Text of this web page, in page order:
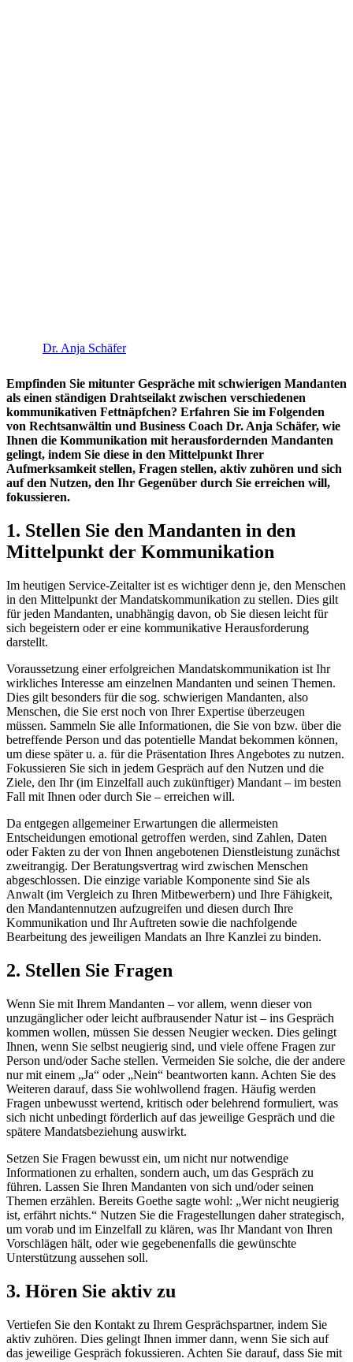
Dr. Anja Schäfer
Empfinden Sie mitunter Gespräche mit schwierigen Mandanten
als einen ständigen Drahtseilakt zwischen verschiedenen
kommunikativen Fettnäpfchen? Erfahren Sie im Folgenden
von Rechtsanwältin und Business Coach Dr. Anja Schäfer, wie
Ihnen die Kommunikation mit herausfordernden Mandanten
gelingt, indem Sie diese in den Mittelpunkt Ihrer
Aufmerksamkeit stellen, Fragen stellen, aktiv zuhören und sich
auf den Nutzen, den Ihr Gegenüber durch Sie erreichen will,
fokussieren.
1. Stellen Sie den Mandanten in den
Mittelpunkt der Kommunikation
Im heutigen Service-Zeitalter ist es wichtiger denn je, den Menschen
in den Mittelpunkt der Mandatskommunikation zu stellen. Dies gilt
für jeden Mandanten, unabhängig davon, ob Sie diesen leicht für
sich begeistern oder er eine kommunikative Herausforderung
darstellt.
Voraussetzung einer erfolgreichen Mandatskommunikation ist Ihr
wirkliches Interesse am einzelnen Mandanten und seinen Themen.
Dies gilt besonders für die sog. schwierigen Mandanten, also
Menschen, die Sie erst noch von Ihrer Expertise überzeugen
müssen. Sammeln Sie alle Informationen, die Sie von bzw. über die
betreffende Person und das potentielle Mandat bekommen können,
um diese später u. a. für die Präsentation Ihres Angebotes zu nutzen.
Fokussieren Sie sich in jedem Gespräch auf den Nutzen und die
Ziele, den Ihr (im Einzelfall auch zukünftiger) Mandant – im besten
Fall mit Ihnen oder durch Sie – erreichen will.
Da entgegen allgemeiner Erwartungen die allermeisten
Entscheidungen emotional getroffen werden, sind Zahlen, Daten
oder Fakten zu der von Ihnen angebotenen Dienstleistung zunächst
zweitrangig. Der Beratungsvertrag wird zwischen Menschen
abgeschlossen. Die einzige variable Komponente sind Sie als
Anwalt (im Vergleich zu Ihren Mitbewerbern) und Ihre Fähigkeit,
den Mandantennutzen aufzugreifen und diesen durch Ihre
Kommunikation und Ihr Auftreten sowie die nachfolgende
Bearbeitung des jeweiligen Mandats an Ihre Kanzlei zu binden.
2. Stellen Sie Fragen
Wenn Sie mit Ihrem Mandanten – vor allem, wenn dieser von
unzugänglicher oder leicht aufbrausender Natur ist – ins Gespräch
kommen wollen, müssen Sie dessen Neugier wecken. Dies gelingt
Ihnen, wenn Sie selbst neugierig sind, und viele offene Fragen zur
Person und/oder Sache stellen. Vermeiden Sie solche, die der andere
nur mit einem „Ja“ oder „Nein“ beantworten kann. Achten Sie des
Weiteren darauf, dass Sie wohlwollend fragen. Häufig werden
Fragen unbewusst wertend, kritisch oder belehrend formuliert, was
sich nicht unbedingt förderlich auf das jeweilige Gespräch und die
spätere Mandatsbeziehung auswirkt.
Setzen Sie Fragen bewusst ein, um nicht nur notwendige
Informationen zu erhalten, sondern auch, um das Gespräch zu
führen. Lassen Sie Ihren Mandanten von sich und/oder seinen
Themen erzählen. Bereits Goethe sagte wohl: „Wer nicht neugierig
ist, erfährt nichts.“ Nutzen Sie die Fragestellungen daher strategisch,
um vorab und im Einzelfall zu klären, was Ihr Mandant von Ihren
Vorschlägen hält, oder wie gegebenenfalls die gewünschte
Unterstützung aussehen soll.
3. Hören Sie aktiv zu
Vertiefen Sie den Kontakt zu Ihrem Gesprächspartner, indem Sie
aktiv zuhören. Dies gelingt Ihnen immer dann, wenn Sie sich auf
das jeweilige Gespräch fokussieren. Achten Sie darauf, dass Sie mit